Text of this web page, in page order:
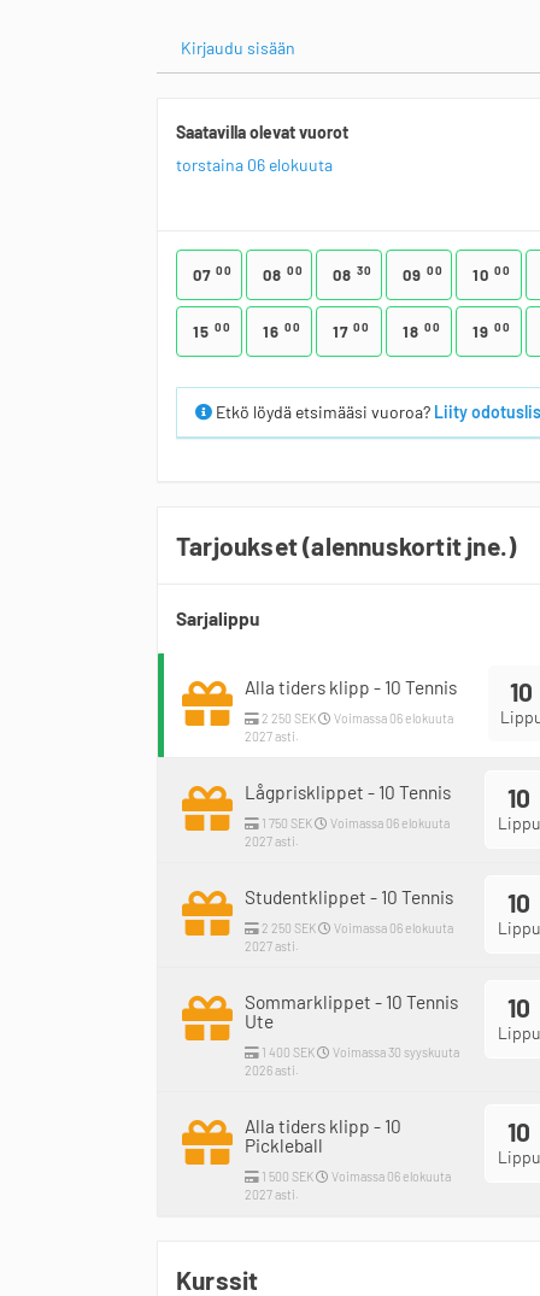
Kirjaudu sisään
Saatavilla olevat vuorot
torstaina 06 elokuuta
07 00 08 00 08 30 09 00 10 00
15 00 16 00 17 00 18 00 19 00
Etkö löydä etsimääsi vuoroa? Liity
Tarjoukset (alennuskortit jne.)
Sarjalippu
10
Alla tiders klipp - 10 Tennis
2 250 SEK
Voimassa 06 elokuuta
2027 asti.
10
Lippu
Lågprisklippet - 10 Tennis
1 750 SEK
Voimassa 06 elokuuta
2027 asti.
10
Lippu
Studentklippet - 10 Tennis
2 250 SEK
Voimassa 06 elokuuta
2027 asti.
10
Lippu
Sommarklippet - 10 Tennis
Ute
1 400 SEK
Voimassa 30 syyskuuta
2026 asti.
10
Lippu
Alla tiders klipp - 10
Pickleball
1 500 SEK
Voimassa 06 elokuuta
2027 asti.
Kurssit